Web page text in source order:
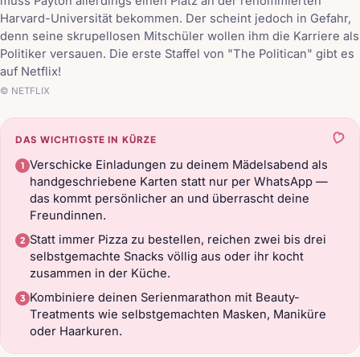
Harvard-Universität bekommen. Der scheint jedoch in Gefahr,
denn seine skrupellosen Mitschüler wollen ihm die Karriere als
Politiker versauen. Die erste Staffel von "The Politican" gibt es
auf Netflix!
© NETFLIX
DAS WICHTIGSTE IN KÜRZE
Verschicke Einladungen zu deinem Mädelsabend als
handgeschriebene Karten statt nur per WhatsApp —
das kommt persönlicher an und überrascht deine
Freundinnen.
Statt immer Pizza zu bestellen, reichen zwei bis drei
selbstgemachte Snacks völlig aus oder ihr kocht
zusammen in der Küche.
Kombiniere deinen Serienmarathon mit Beauty-
Treatments wie selbstgemachten Masken, Maniküre
oder Haarkuren.